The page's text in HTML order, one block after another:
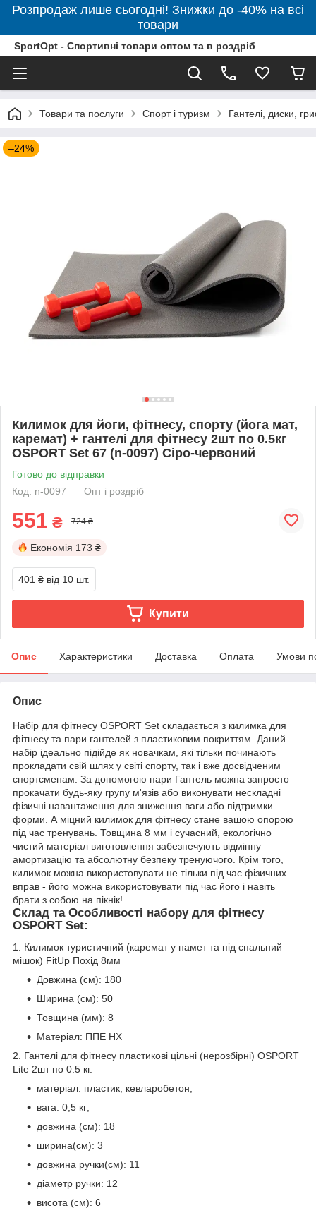
Розпродаж лише сьогодні! Знижки до -40% на всі
товари
SportOpt - Спортивні товари оптом та в роздріб
Товари та послуги Спорт і туризм Гантелі, диски,
–24%
Килимок для йоги, фітнесу, спорту (йога мат,
каремат) + гантелі для фітнесу 2шт по 0.5кг
OSPORT Set 67 (n-0097) Сіро-червоний
Готово до відправки
Код: n-0097
Опт і роздріб
551 ₴ 724 ₴
Економія 173 ₴
401 ₴ від 10 шт.
Купити
Опис Характеристики Доставка Оплата Умови
Опис
Набір для фітнесу OSPORT Set складається з килимка для
фітнесу та пари гантелей з пластиковим покриттям. Даний
набір ідеально підійде як новачкам, які тільки починають
прокладати свій шлях у світі спорту, так і вже досвідченим
спортсменам. За допомогою пари Гантель можна запросто
прокачати будь-яку групу м'язів або виконувати нескладні
фізичні навантаження для зниження ваги або підтримки
форми. А міцний килимок для фітнесу стане вашою опорою
під час тренувань. Товщина 8 мм і сучасний, екологічно
чистий матеріал виготовлення забезпечують відмінну
амортизацію та абсолютну безпеку тренуючого. Крім того,
килимок можна використовувати не тільки під час фізичних
вправ - його можна використовувати під час його і навіть
брати з собою на пікнік!
Склад та Особливості набору для фітнесу
OSPORT Set:
1. Килимок туристичний (каремат у намет та під спальний
мішок) FitUp Похід 8мм
Довжина (см): 180
Ширина (см): 50
Товщина (мм): 8
Матеріал: ППЕ НХ
2. Гантелі для фітнесу пластикові цільні (нерозбірні) OSPORT
Lite 2шт по 0.5 кг.
матеріал: пластик, кевларобетон;
вага: 0,5 кг;
довжина (см): 18
ширина(см): 3
довжина ручки(см): 11
діаметр ручки: 12
висота (см): 6